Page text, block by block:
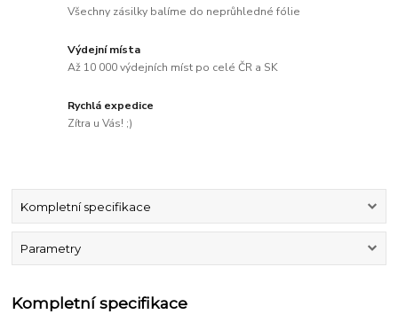
Všechny zásilky balíme do neprůhledné fólie
Výdejní místa
Až 10 000 výdejních míst po celé ČR a SK
Rychlá expedice
Zítra u Vás! ;)
Kompletní specifikace
Parametry
Kompletní specifikace